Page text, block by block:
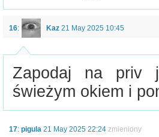
16: Kaz 21 May 2025 10:45
Zapodaj na priv
świeżym okiem i
17: pigula 21 May 2025 22:24 zmieniony